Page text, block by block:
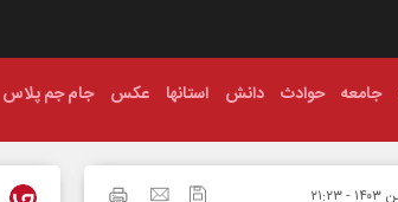
جامعه حوادث دانش استانها عکس جام جم پلاس